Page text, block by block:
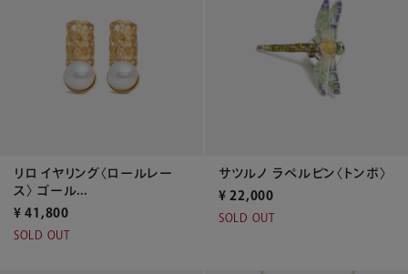
リロ イヤリング〈ロールレー
ス〉 ゴール...
¥ 41,800
SOLD OUT
サツルノ ラペルピン〈トンボ〉
¥ 22,000
SOLD OUT